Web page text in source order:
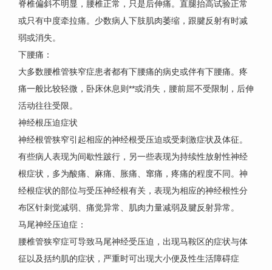
脊椎偏斜不明显，腰椎正常，只是后伸痛。直腿抬高试验正常
或只有中度牵拉痛。少数病人下肢肌肉萎缩，跟腱反射有时减
弱或消失。
下腰痛：
大多数腰椎管狭窄症患者都有下腰痛的病史或伴有下腰痛。疼
痛一般比较轻微，卧床休息则**或消失，腰前屈不受限制，后伸
活动往往受限。
神经根压迫症状
神经根管狭窄引起相应的神经根受压迫或受刺激症状及体征。
有些病人表现为间歇性跛行，另一些表现为持续性放射性神经
根症状，多为酸痛、麻痛、胀痛、窜痛，疼痛的程度不同。神
经根症状的部位与受压神经根有关，表现为相应的神经根性分
布区针刺觉减弱、痛觉异常、肌肉力量减弱及腱反射异常。
马尾神经压迫症：
腰椎管狭窄症可导致马尾神经受压迫，出现马鞍区的症状与体
征以及括约肌的症状，严重时可出现大小便及性生活障碍症